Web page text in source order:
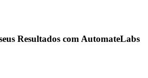
Resultados com AutomateLabs